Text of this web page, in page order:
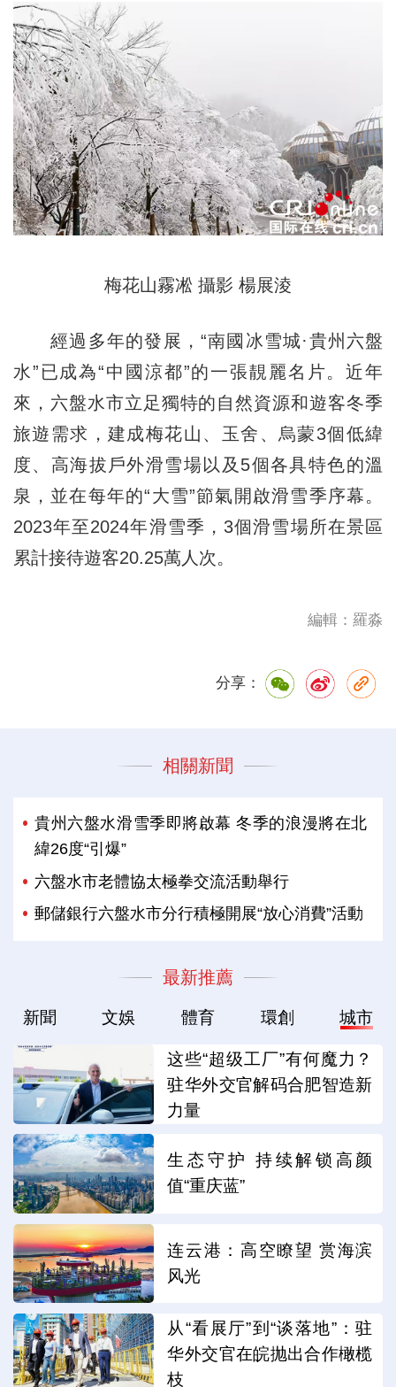
梅花山霧凇 攝影 楊展淩
經過多年的發展，“南國冰雪城·貴州六盤
水”已成為“中國涼都”的一張靚麗名片。近年
來，六盤水市立足獨特的自然資源和遊客冬季
旅遊需求，建成梅花山、玉舍、烏蒙3個低緯
度、高海拔戶外滑雪場以及5個各具特色的溫
泉，並在每年的“大雪”節氣開啟滑雪季序幕。
2023年至2024年滑雪季，3個滑雪場所在景區
累計接待遊客20.25萬人次。
編輯：羅淼
分享：
相關新聞
貴州六盤水滑雪季即將啟幕 冬季的浪漫將在北
緯26度“引爆”
六盤水市老體協太極拳交流活動舉行
郵儲銀行六盤水市分行積極開展“放心消費”活動
最新推薦
新聞 文娛 體育 環創 城市
这些“超级工厂”有何魔力？
驻华外交官解码合肥智造新
力量
生态守护 持续解锁高颜
值“重庆蓝”
连云港：高空瞭望 赏海滨
风光
从“看展厅”到“谈落地”：驻
华外交官在皖抛出合作橄榄
枝